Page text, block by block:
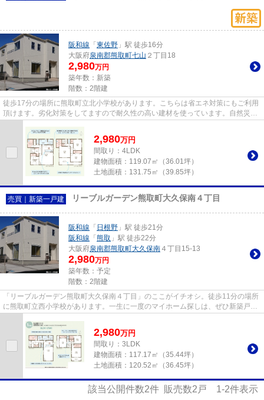
阪和線 「 東佐野 」駅 徒歩16分
大阪府泉南郡熊取町七山 ２丁目18
2,980万円
築年数：新築
階数：2階建
徒歩17分の場所に熊取町立北小学校があります。こちらは省エネ対策にもご利用
頂けます。劣化対策をしてますので耐久性の高い建材を使っています。自然災害
2,980万円
間取り：4LDK
建物面積： 119.07㎡（36.01坪）
土地面積： 131.75㎡（39.85坪）
売買｜新築一戸建 リーブルガーデン熊取町大久保南４丁目
阪和線 「 日根野 」駅 徒歩21分
阪和線 「 熊取 」駅 徒歩22分
大阪府泉南郡熊取町大久保南 ４丁目15-13
2,980万円
築年数：予定
階数：2階建
「リーブルガーデン熊取町大久保南４丁目」のここがイチオシ。徒歩11分の場所
に熊取町立西小学校があります。一生に一度のマイホーム探しは、ぜひ新築戸建
2,980万円
間取り：3LDK
建物面積： 117.17㎡（35.44坪）
土地面積： 120.52㎡（36.45坪）
該当公開件数2件 販売数2 戸 1-2件表示